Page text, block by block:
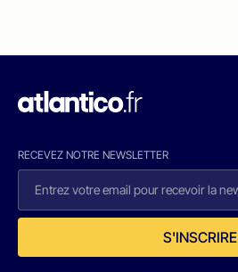
RECEVEZ NOTRE NEWSLETTER
S'INSCRIRE